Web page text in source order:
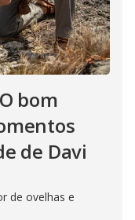
bom
de Davi
de ovelhas e